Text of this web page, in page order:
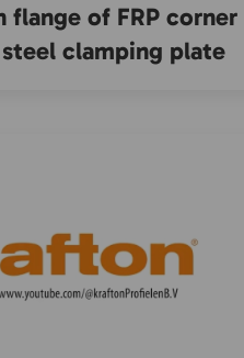
flange of FRP corner
clamping plate